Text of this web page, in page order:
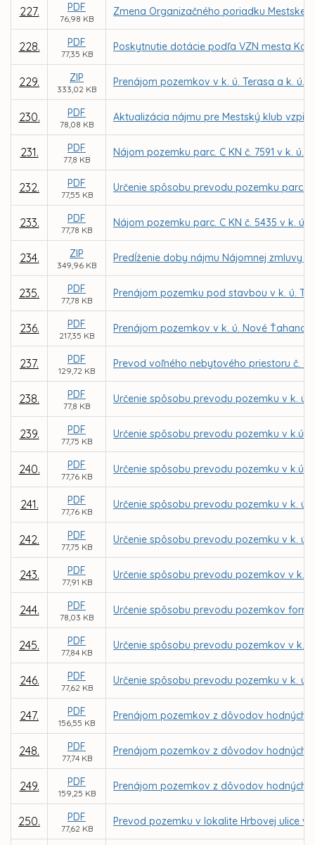
227. PDF
76,98 KB
Zmena Organizačného poriadku Mestskej
228. PDF
77,35 KB
Poskytnutie dotácie podľa VZN mesta
229. ZIP
333,02 KB
Prenájom pozemkov v k. ú. Terasa a k. ú.
230. PDF
78,08 KB
Aktualizácia nájmu pre Mestský klub
231. PDF
77,8 KB
Nájom pozemku parc. C KN č. 7591 v k.
232. PDF
77,55 KB
Určenie spôsobu prevodu pozemku parc.
233. PDF
77,78 KB
Nájom pozemku parc. C KN č. 5435 v k.
234. ZIP
349,96 KB
Predĺženie doby nájmu Nájomnej zmluvy
235. PDF
77,78 KB
Prenájom pozemku pod stavbou v k. ú.
236. PDF
217,35 KB
Prenájom pozemkov v k. ú. Nové
237. PDF
129,72 KB
Prevod voľného nebytového priestoru č. -
238. PDF
77,8 KB
Určenie spôsobu prevodu pozemku v k.
239. PDF
77,75 KB
Určenie spôsobu prevodu pozemku v k.ú.
240. PDF
77,76 KB
Určenie spôsobu prevodu pozemku v k.ú.
241. PDF
77,76 KB
Určenie spôsobu prevodu pozemku v k.
242. PDF
77,75 KB
Určenie spôsobu prevodu pozemku v k.
243. PDF
77,91 KB
Určenie spôsobu prevodu pozemkov v k.
244. PDF
78,03 KB
Určenie spôsobu prevodu pozemkov
245. PDF
77,84 KB
Určenie spôsobu prevodu pozemkov v k.
246. PDF
77,62 KB
Určenie spôsobu prevodu pozemku v k.
247. PDF
156,55 KB
Prenájom pozemkov z dôvodov hodných
248. PDF
77,74 KB
Prenájom pozemkov z dôvodov hodných
249. PDF
159,25 KB
Prenájom pozemkov z dôvodov hodných
250. PDF
77,62 KB
Prevod pozemku v lokalite Hrbovej ulice v